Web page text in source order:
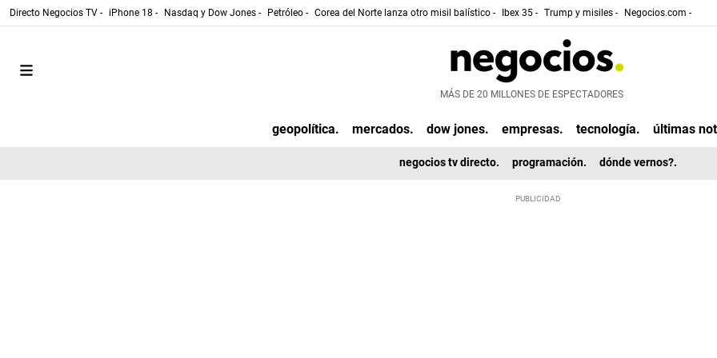
Directo Negocios TV - iPhone 18 - Nasdaq y Dow Jones - Petróleo - Corea del Norte lanza otro misil balístico - Ibex 35 - Trump y misiles - Negocios.com -
MÁS DE 20 MILLONES DE ESPECTADORES
geopolítica. mercados. dow jones. empresas. tecnología. últimas
negocios tv directo. programación. dónde vernos?.